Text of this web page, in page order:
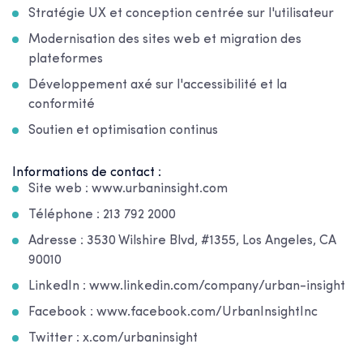
Stratégie UX et conception centrée sur l'utilisateur
Modernisation des sites web et migration des
plateformes
Développement axé sur l'accessibilité et la
conformité
Soutien et optimisation continus
Informations de contact :
Site web : www.urbaninsight.com
Téléphone : 213 792 2000
Adresse : 3530 Wilshire Blvd, #1355, Los Angeles, CA
90010
LinkedIn : www.linkedin.com/company/urban-insight
Facebook : www.facebook.com/UrbanInsightInc
Twitter : x.com/urbaninsight